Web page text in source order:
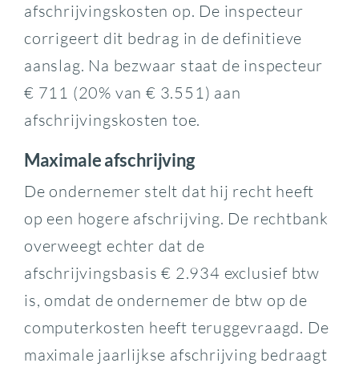
afschrijvingskosten op. De inspecteur
corrigeert dit bedrag in de definitieve
aanslag. Na bezwaar staat de inspecteur
€ 711 (20% van € 3.551) aan
afschrijvingskosten toe.
Maximale afschrijving
De ondernemer stelt dat hij recht heeft
op een hogere afschrijving. De rechtbank
overweegt echter dat de
afschrijvingsbasis € 2.934 exclusief btw
is, omdat de ondernemer de btw op de
computerkosten heeft teruggevraagd. De
maximale jaarlijkse afschrijving bedraagt